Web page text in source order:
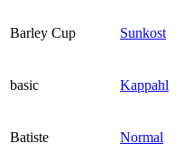
Barley Cup Sunkost
basic Kappahl
Batiste Normal